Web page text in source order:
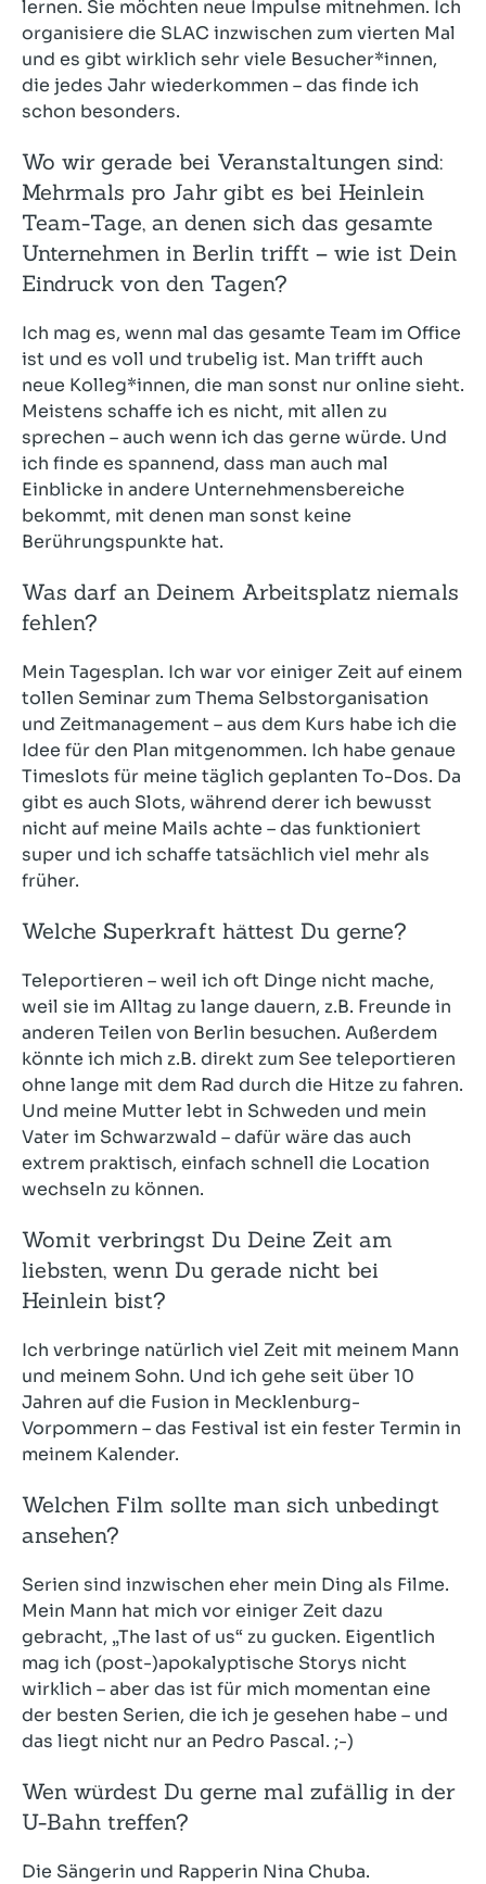
lernen. Sie möchten neue Impulse mitnehmen. Ich
organisiere die SLAC inzwischen zum vierten Mal
und es gibt wirklich sehr viele Besucher*innen,
die jedes Jahr wiederkommen – das finde ich
schon besonders.
Wo wir gerade bei Veranstaltungen sind:
Mehrmals pro Jahr gibt es bei Heinlein
Team-Tage, an denen sich das gesamte
Unternehmen in Berlin trifft – wie ist Dein
Eindruck von den Tagen?
Ich mag es, wenn mal das gesamte Team im Office
ist und es voll und trubelig ist. Man trifft auch
neue Kolleg*innen, die man sonst nur online sieht.
Meistens schaffe ich es nicht, mit allen zu
sprechen – auch wenn ich das gerne würde. Und
ich finde es spannend, dass man auch mal
Einblicke in andere Unternehmensbereiche
bekommt, mit denen man sonst keine
Berührungspunkte hat.
Was darf an Deinem Arbeitsplatz niemals
fehlen?
Mein Tagesplan. Ich war vor einiger Zeit auf einem
tollen Seminar zum Thema Selbstorganisation
und Zeitmanagement – aus dem Kurs habe ich die
Idee für den Plan mitgenommen. Ich habe genaue
Timeslots für meine täglich geplanten To-Dos. Da
gibt es auch Slots, während derer ich bewusst
nicht auf meine Mails achte – das funktioniert
super und ich schaffe tatsächlich viel mehr als
früher.
Welche Superkraft hättest Du gerne?
Teleportieren – weil ich oft Dinge nicht mache,
weil sie im Alltag zu lange dauern, z.B. Freunde in
anderen Teilen von Berlin besuchen. Außerdem
könnte ich mich z.B. direkt zum See teleportieren
ohne lange mit dem Rad durch die Hitze zu fahren.
Und meine Mutter lebt in Schweden und mein
Vater im Schwarzwald – dafür wäre das auch
extrem praktisch, einfach schnell die Location
wechseln zu können.
Womit verbringst Du Deine Zeit am
liebsten, wenn Du gerade nicht bei
Heinlein bist?
Ich verbringe natürlich viel Zeit mit meinem Mann
und meinem Sohn. Und ich gehe seit über 10
Jahren auf die Fusion in Mecklenburg-
Vorpommern – das Festival ist ein fester Termin in
meinem Kalender.
Welchen Film sollte man sich unbedingt
ansehen?
Serien sind inzwischen eher mein Ding als Filme.
Mein Mann hat mich vor einiger Zeit dazu
gebracht, „The last of us“ zu gucken. Eigentlich
mag ich (post-)apokalyptische Storys nicht
wirklich – aber das ist für mich momentan eine
der besten Serien, die ich je gesehen habe – und
das liegt nicht nur an Pedro Pascal. ;-)
Wen würdest Du gerne mal zufällig in der
U-Bahn treffen?
Die Sängerin und Rapperin Nina Chuba.